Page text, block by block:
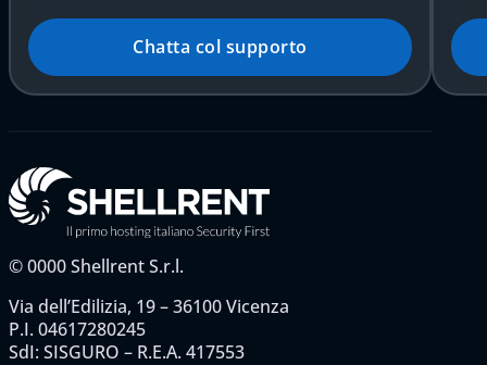
Chatta col supporto
©0000Shellrent S.r.l.
Via dell’Edilizia, 19 – 36100 Vicenza
P.I. 04617280245
SdI: SISGURO – R.E.A. 417553